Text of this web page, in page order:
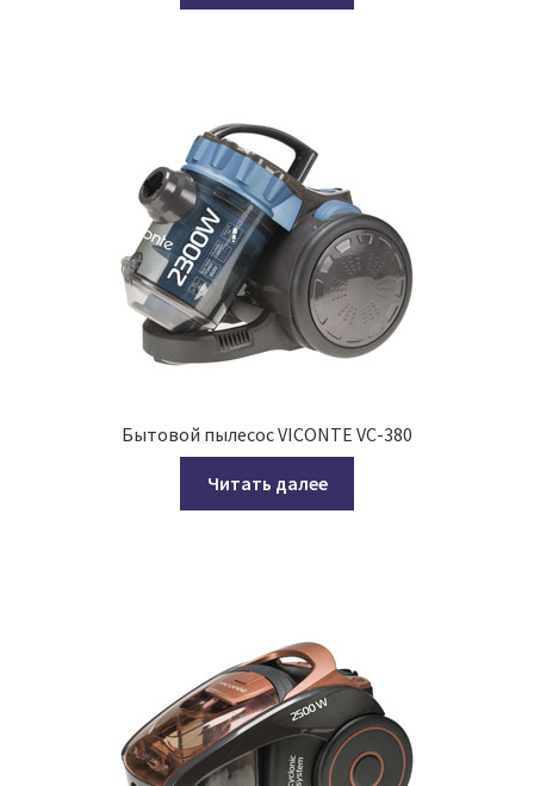
Бытовой пылесос VICONTE VC-380
Читать далее